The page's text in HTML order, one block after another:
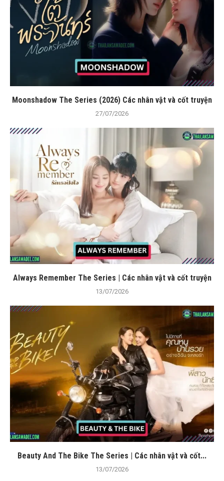
Moonshadow The Series (2026) Các nhân vật và cốt truyện
27/07/2026
Always Remember The Series | Các nhân vật và cốt truyện
13/07/2026
Beauty And The Bike The Series | Các nhân vật và cốt...
13/07/2026